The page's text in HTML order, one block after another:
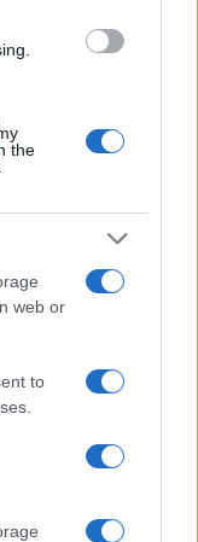
the
web or
to
όλους, καθώς θα
καθορίσει κάθε
θα